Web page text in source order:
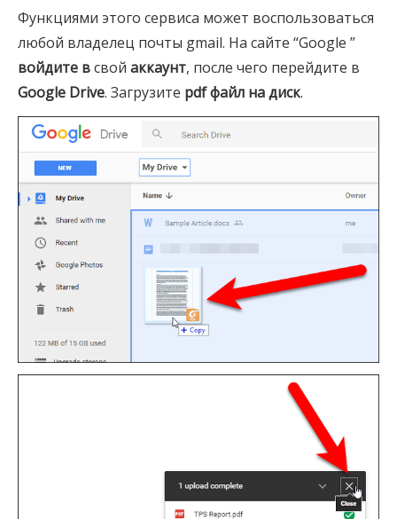
Функциями этого сервиса может воспользоваться
любой владелец почты gmail. На сайте “Google ”
войдите всвой аккаунт, после чего перейдите в
Google Drive. Загрузите pdf файл на диск.